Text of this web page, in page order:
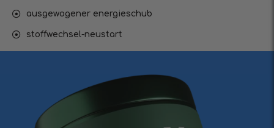
ausgewogener energieschub
stoffwechsel-neustart